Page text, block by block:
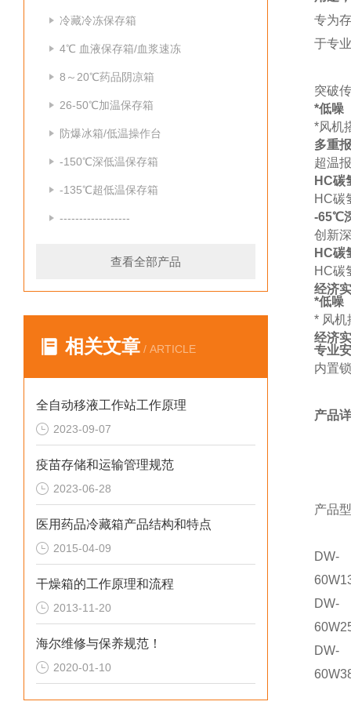
冷藏冷冻保存箱
4℃ 血液保存箱/血浆速冻
8～20℃药品阴凉箱
26-50℃加温保存箱
防爆冰箱/低温操作台
-150℃深低温保存箱
-135℃超低温保存箱
------------------
查看全部产品
相关文章 / ARTICLE
全自动移液工作站工作原理
2023-09-07
疫苗存储和运输管理规范
2023-06-28
医用药品冷藏箱产品结构和特点
2015-04-09
干燥箱的工作原理和流程
2013-11-20
海尔维修与保养规范！
2020-01-10
专为
于专
突破
*低噪
*风机
多重
超温
HC碳
HC碳
-65℃
创新
HC碳
HC碳
经济
*低噪
* 风机
经济
专业
内置
产品
产品
DW-
DW-
DW-